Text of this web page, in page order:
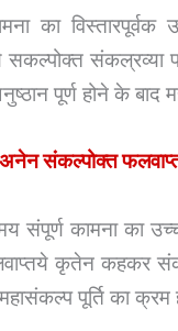
का
संकल्रव्या
पूर्ण होने के बाद
संकल्पोक्त
संपूर्ण कामना का
कृतेन कहकर
महासंकल्प पूर्ति का